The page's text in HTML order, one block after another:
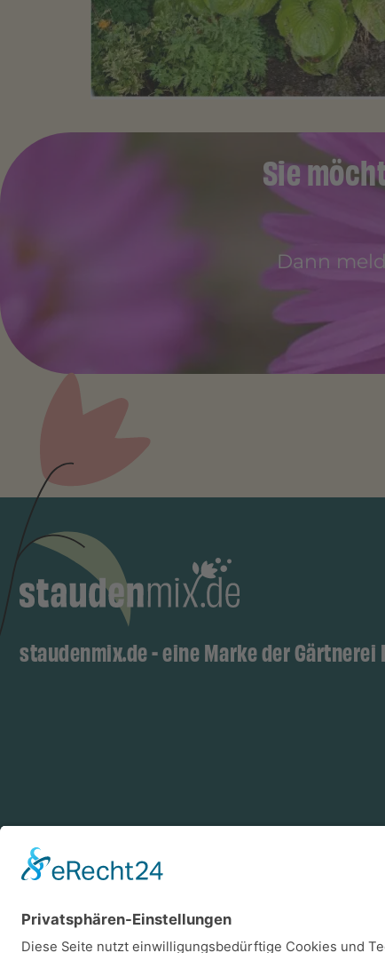
Sie
Dann
staudenmix.de - eine Marke der Gärtnerei
Zahlungsarten